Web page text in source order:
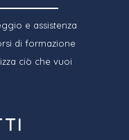
e assistenza
di formazione
ciò che vuoi